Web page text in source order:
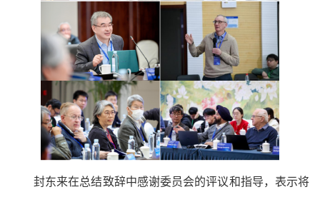
封东来在总结致辞中感谢委员会的评议和指导，表示将